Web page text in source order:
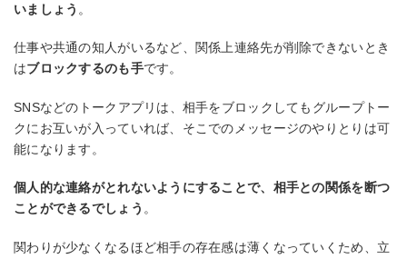
いましょう 。
仕事や共通の知人がいるなど、関係上連絡先が削除できないとき
はブロックするのも手です。
SNSなどのトークアプリは、相手をブロックしてもグループトー
クにお互いが入っていれば、そこでのメッセージのやりとりは可
能になります。
個人的な連絡がとれないようにすることで、相手との関係を断つ
ことができるでしょう 。
関わりが少なくなるほど相手の存在感は薄くなっていくため、立